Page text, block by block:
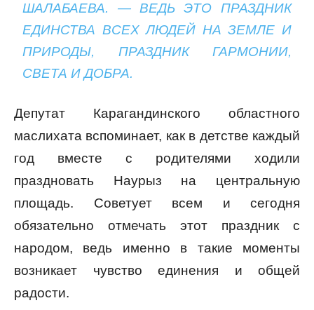
ШАЛАБАЕВА. — ВЕДЬ ЭТО ПРАЗДНИК
ЕДИНСТВА ВСЕХ ЛЮДЕЙ НА ЗЕМЛЕ И
ПРИРОДЫ, ПРАЗДНИК ГАРМОНИИ,
СВЕТА И ДОБРА.
Депутат Карагандинского областного
маслихата вспоминает, как в детстве каждый
год вместе с родителями ходили
праздновать Наурыз на центральную
площадь. Советует всем и сегодня
обязательно отмечать этот праздник с
народом, ведь именно в такие моменты
возникает чувство единения и общей
радости.